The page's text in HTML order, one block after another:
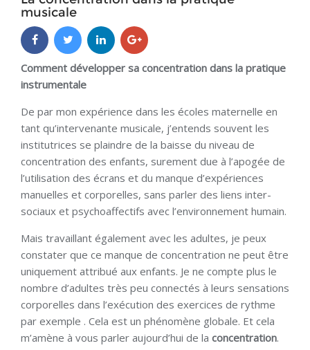
musicale
Comment développer sa concentration dans la pratique
instrumentale
De par mon expérience dans les écoles maternelle en
tant qu’intervenante musicale, j’entends souvent les
institutrices se plaindre de la baisse du niveau de
concentration des enfants, surement due à l’apogée de
l’utilisation des écrans et du manque d’expériences
manuelles et corporelles, sans parler des liens inter-
sociaux et psychoaffectifs avec l’environnement humain.
Mais travaillant également avec les adultes, je peux
constater que ce manque de concentration ne peut être
uniquement attribué aux enfants. Je ne compte plus le
nombre d’adultes très peu connectés à leurs sensations
corporelles dans l’exécution des exercices de rythme
par exemple . Cela est un phénomène globale. Et cela
m’amène à vous parler aujourd’hui de la concentration.